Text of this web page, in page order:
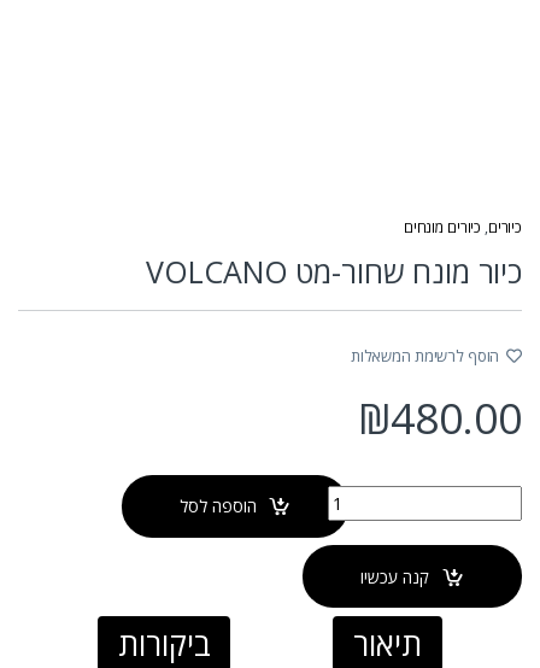
כיורים, כיורים מונחים
כיור מונח שחור-מט VOLCANO
הוסף לרשימת המשאלות
₪480.00
כמות של כיור מונח שחור-מט VOLCANO הוספה לסל
קנה עכשיו
תיאור ביקורות